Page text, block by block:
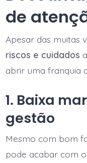
de
Apesar das muitas
riscos e cuidados
abrir uma franquia
1. Baixa
gestão
Mesmo com bom
pode acabar com